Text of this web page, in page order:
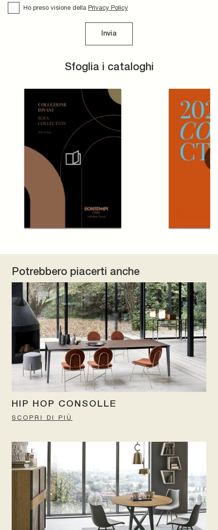
Sfoglia i cataloghi
Ho preso visione della Privacy Policy
Invia
Potrebbero piacerti anche
HIP HOP CONSOLLE
SCOPRI DI PIÙ